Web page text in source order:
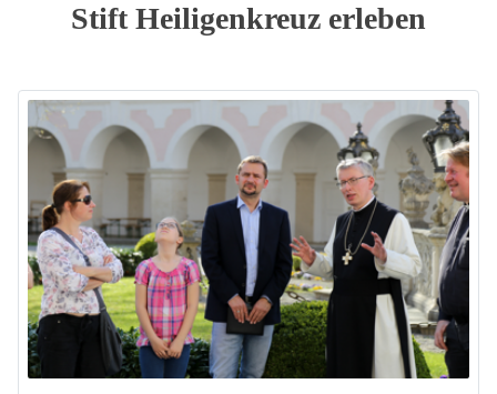
Stift Heiligenkreuz erleben